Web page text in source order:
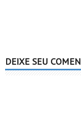
DEIXE SEU